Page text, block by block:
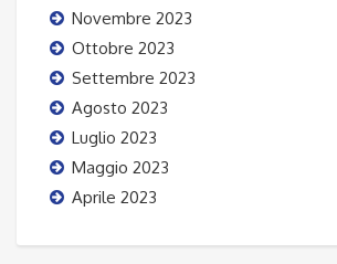
Novembre 2023
Ottobre 2023
Settembre 2023
Agosto 2023
Luglio 2023
Maggio 2023
Aprile 2023